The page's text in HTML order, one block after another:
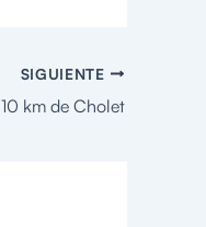
SIGUIENTE
10 km de Cholet